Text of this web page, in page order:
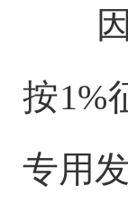
按1%
专用